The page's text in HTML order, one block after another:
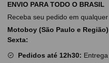
ENVIO PARA TODO O BRASIL
Receba seu pedido em
Motoboy (São Paulo e
Sexta:
Pedidos até 12h30: